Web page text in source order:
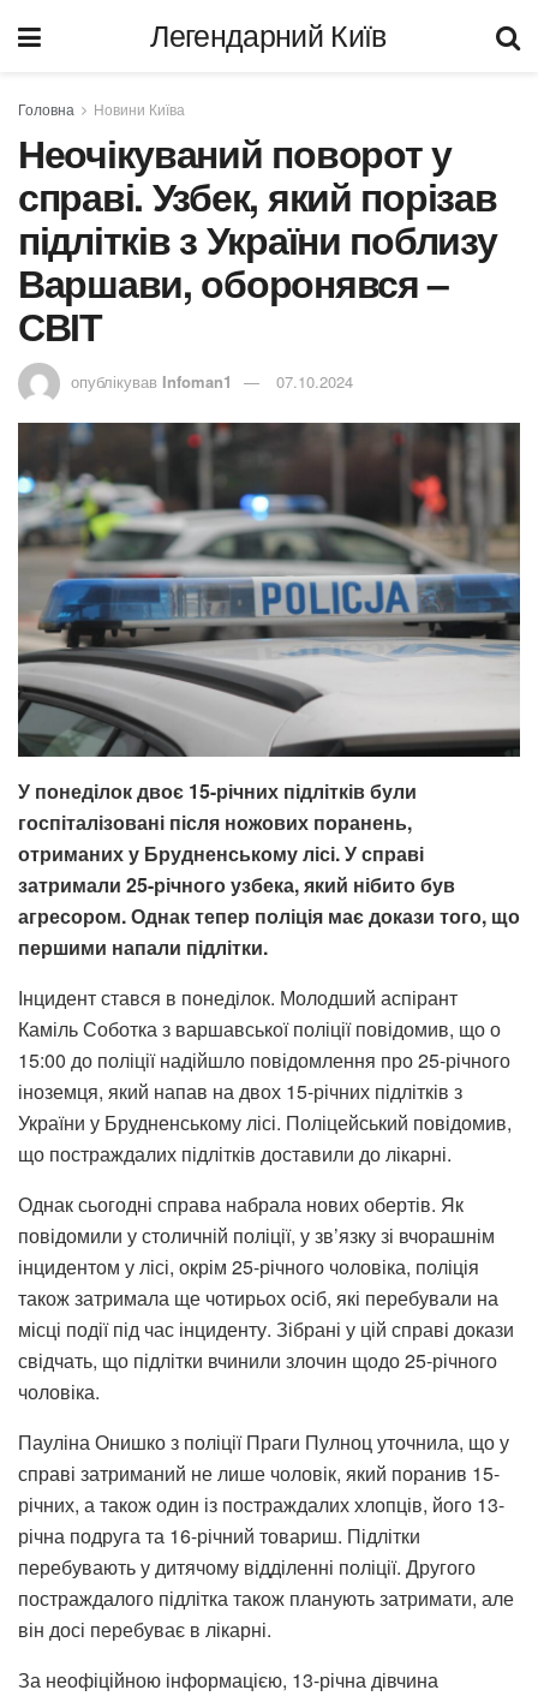
Легендарний Київ
Головна Новини Київа
Неочікуваний поворот у
справі. Узбек, який порізав
підлітків з України поблизу
Варшави, оборонявся –
СВІТ
опублікував Infoman1 07.10.2024
У понеділок двоє 15-річних підлітків були
госпіталізовані після ножових поранень,
отриманих у Брудненському лісі. У справі
затримали 25-річного узбека, який нібито був
агресором. Однак тепер поліція має докази того, що
першими напали підлітки.
Інцидент стався в понеділок. Молодший аспірант
Каміль Соботка з варшавської поліції повідомив, що о
15:00 до поліції надійшло повідомлення про 25-річного
іноземця, який напав на двох 15-річних підлітків з
України у Брудненському лісі. Поліцейський повідомив,
що постраждалих підлітків доставили до лікарні.
Однак сьогодні справа набрала нових обертів. Як
повідомили у столичній поліції, у зв’язку зі вчорашнім
інцидентом у лісі, окрім 25-річного чоловіка, поліція
також затримала ще чотирьох осіб, які перебували на
місці події під час інциденту. Зібрані у цій справі докази
свідчать, що підлітки вчинили злочин щодо 25-річного
чоловіка.
Пауліна Онишко з поліції Праги Пулноц уточнила, що у
справі затриманий не лише чоловік, який поранив 15-
річних, а також один із постраждалих хлопців, його 13-
річна подруга та 16-річний товариш. Підлітки
перебувають у дитячому відділенні поліції. Другого
постраждалого підлітка також планують затримати, але
він досі перебуває в лікарні.
За неофіційною інформацією, 13-річна дівчина